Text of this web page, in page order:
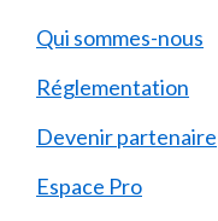
Qui sommes-nous
Réglementation
Devenir partenaire
Espace Pro